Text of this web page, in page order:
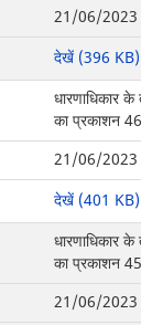
21/06/2023
देखें (396 KB)
धारणाधिकार
का प्रकाशन 46
21/06/2023
देखें (401 KB)
धारणाधिकार
का प्रकाशन 45
21/06/2023